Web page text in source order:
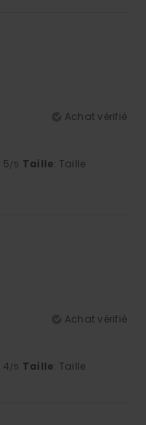
Achat vérifié
5/5 Taille: Taille
Achat vérifié
4/5 Taille: Taille